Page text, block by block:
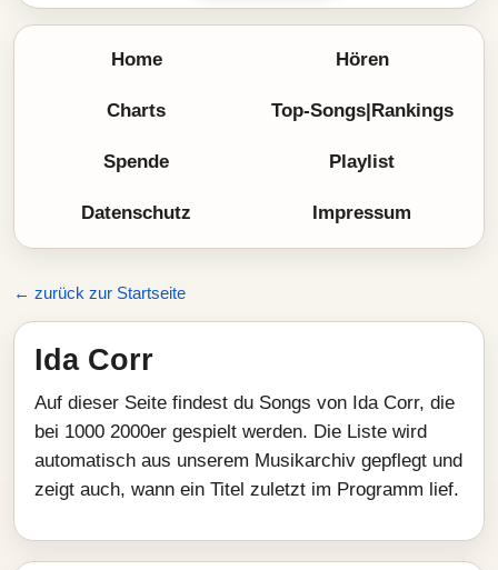
Home Hören
Charts Top-Songs|Rankings
Spende Playlist
Datenschutz Impressum
← zurück zur Startseite
Ida Corr
Auf dieser Seite findest du Songs von Ida Corr, die
bei 1000 2000er gespielt werden. Die Liste wird
automatisch aus unserem Musikarchiv gepflegt und
zeigt auch, wann ein Titel zuletzt im Programm lief.